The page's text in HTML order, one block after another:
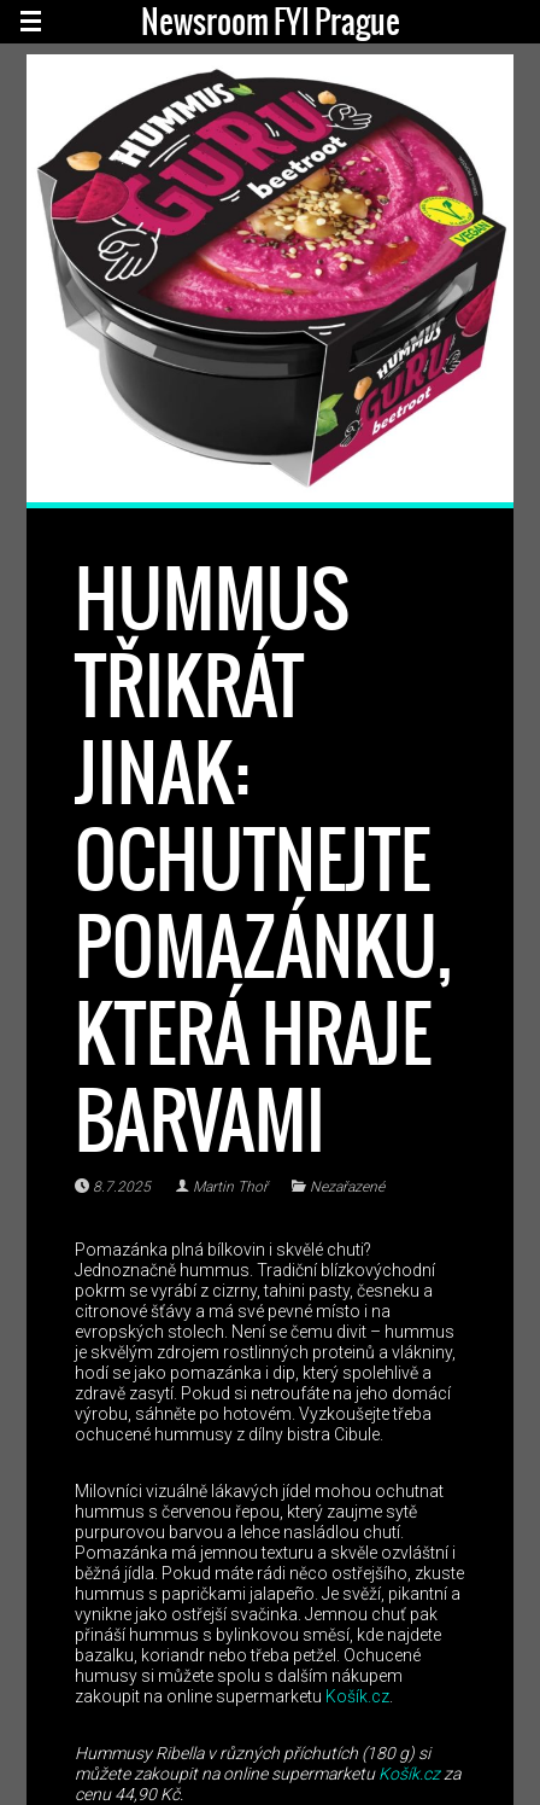
Newsroom FYI Prague
HUMMUS
TŘIKRÁT
JINAK:
OCHUTNEJTE
POMAZÁNKU,
KTERÁ HRAJE
BARVAMI
8.7.2025 Martin Thoř Nezařazené
Pomazánka plná bílkovin i skvělé chuti?
Jednoznačně hummus. Tradiční blízkovýchodní
pokrm se vyrábí z cizrny, tahini pasty, česneku a
citronové šťávy a má své pevné místo i na
evropských stolech. Není se čemu divit – hummus
je skvělým zdrojem rostlinných proteinů a vlákniny,
hodí se jako pomazánka i dip, který spolehlivě a
zdravě zasytí. Pokud si netroufáte na jeho domácí
výrobu, sáhněte po hotovém. Vyzkoušejte třeba
ochucené hummusy z dílny bistra Cibule.
Milovníci vizuálně lákavých jídel mohou ochutnat
hummus s červenou řepou, který zaujme sytě
purpurovou barvou a lehce nasládlou chutí.
Pomazánka má jemnou texturu a skvěle ozvláštní i
běžná jídla. Pokud máte rádi něco ostřejšího, zkuste
hummus s papričkami jalapeño. Je svěží, pikantní a
vynikne jako ostřejší svačinka. Jemnou chuť pak
přináší hummus s bylinkovou směsí, kde najdete
bazalku, koriandr nebo třeba petžel. Ochucené
humusy si můžete spolu s dalším nákupem
zakoupit na online supermarketu Košík.cz
Hummusy Ribella v různých příchutích (180 g) si
můžete zakoupit na online supermarketuKošík.czza
cenu 44,90 Kč.